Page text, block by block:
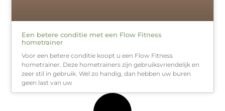
Een betere conditie met een Flow Fitness
hometrainer
Voor een betere conditie koopt u een Flow Fitness
hometrainer. Deze hometrainers zijn gebruiksvriendelijk en
zeer stil in gebruik. Wel zo handig, dan hebben uw buren
geen last van uw